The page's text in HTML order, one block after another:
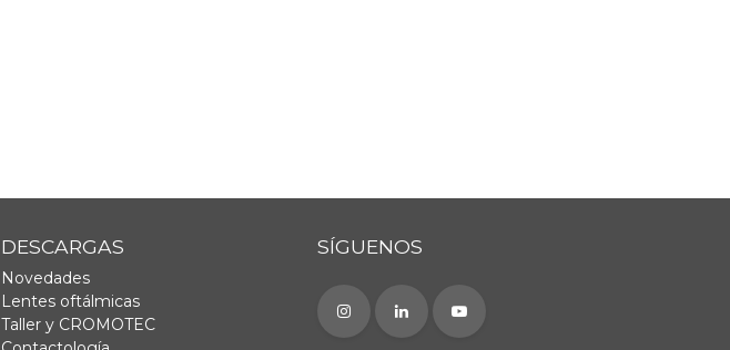
DESCARGAS
Novedades
Lentes oftálmicas
Taller y CROMOTEC
SÍGUENOS